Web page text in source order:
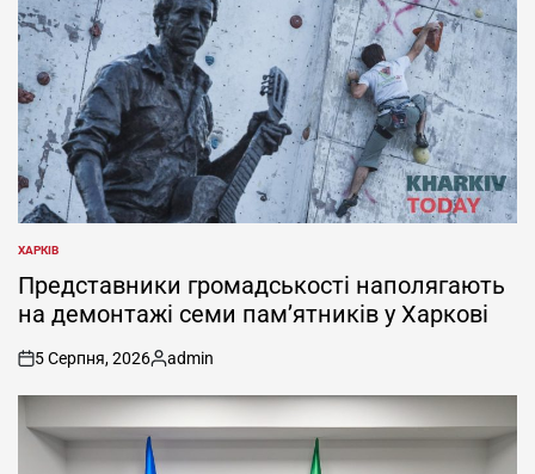
ОПУБЛІКУВАТИ
У
ХАРКІВ
Представники громадськості наполягають
на демонтажі семи пам’ятників у Харкові
on
5 Серпня, 2026
Опубліковано
admin